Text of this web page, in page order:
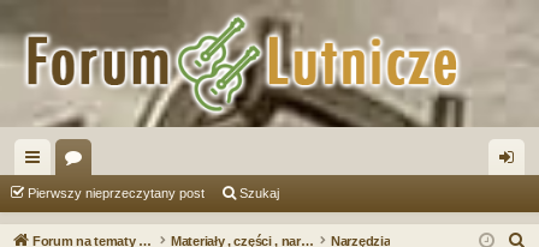
ię
ce
or
a og
Pierwszy nieprzeczytany post Szukaj
Forum na tematy budowy instrumentów Materiały , części , narzędzia ... Narzędzia